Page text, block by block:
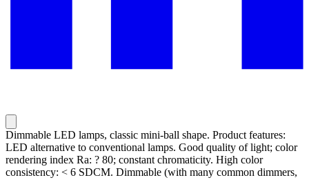
Dimmable LED lamps, classic mini-ball shape. Product features:
LED alternative to conventional lamps. Good quality of light; color
rendering index Ra: ? 80; constant chromaticity. High color
consistency: < 6 SDCM. Dimmable (with many common dimmers,